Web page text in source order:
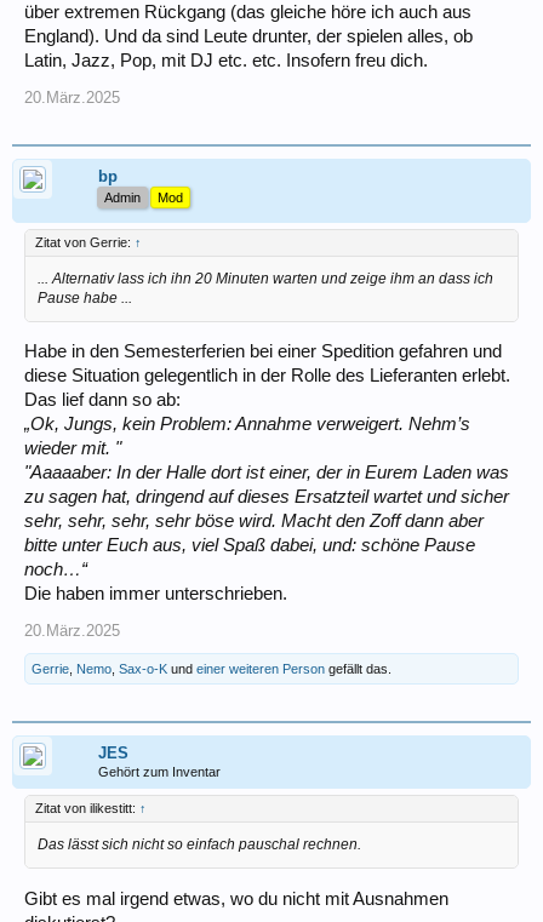
über extremen Rückgang (das gleiche höre ich auch aus
England). Und da sind Leute drunter, der spielen alles, ob
Latin, Jazz, Pop, mit DJ etc. etc. Insofern freu dich.
20.März.2025
bp
Admin Mod
Zitat von Gerrie: ↑
... Alternativ lass ich ihn 20 Minuten warten und zeige ihm an dass ich
Pause habe ...
Habe in den Semesterferien bei einer Spedition gefahren und
diese Situation gelegentlich in der Rolle des Lieferanten erlebt.
Das lief dann so ab:
„Ok, Jungs, kein Problem: Annahme verweigert. Nehm’s
wieder mit. "
"Aaaaaber: In der Halle dort ist einer, der in Eurem Laden was
zu sagen hat, dringend auf dieses Ersatzteil wartet und sicher
sehr, sehr, sehr, sehr böse wird. Macht den Zoff dann aber
bitte unter Euch aus, viel Spaß dabei, und: schöne Pause
noch…“
Die haben immer unterschrieben.
20.März.2025
Gerrie Nemo Sax-o-K und einer weiteren Person gefällt das.
JES
Gehört zum Inventar
Zitat von ilikestitt: ↑
Das lässt sich nicht so einfach pauschal rechnen.
Gibt es mal irgend etwas, wo du nicht mit Ausnahmen